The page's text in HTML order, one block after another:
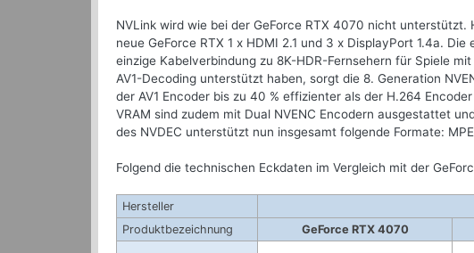
NVLink wird wie bei der GeForce RTX 4070 nicht
neue GeForce RTX 1 x HDMI 2.1 und 3 x DisplayPort 1.4a.
einzige Kabelverbindung zu 8K-HDR-Fernsehern für Spiele
AV1-Decoding unterstützt haben, sorgt die 8. Generation
der AV1 Encoder bis zu 40 % effizienter als der H.264
VRAM sind zudem mit Dual NVENC Encodern ausgestattet
des NVDEC unterstützt nun insgesamt folgende Formate:
Folgend die technischen Eckdaten im Vergleich mit der
Hersteller
Produktbezeichnung
GeForce RTX 4070